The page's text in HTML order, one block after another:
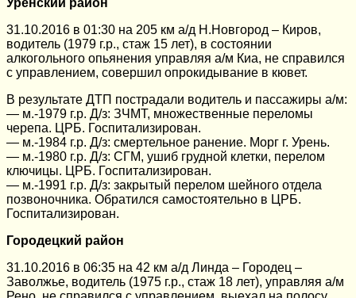
31.10.2016 в 01:30 на 205 км а/д Н.Новгород – Киров,
водитель (1979 г.р., стаж 15 лет), в состоянии
алкогольного опьянения управляя а/м Киа, не справился
с управлением, совершил опрокидывание в кювет.
В результате ДТП пострадали водитель и пассажиры а/м:
— м.-1979 г.р. Д/з: ЗЧМТ, множественные переломы
черепа. ЦРБ. Госпитализирован.
— м.-1984 г.р. Д/з: смертельное ранение. Морг г. Урень.
— м.-1980 г.р. Д/з: СГМ, ушиб грудной клетки, перелом
ключицы. ЦРБ. Госпитализирован.
— м.-1991 г.р. Д/з: закрытый перелом шейного отдела
позвоночника. Обратился самостоятельно в ЦРБ.
Госпитализирован.
Городецкий район
31.10.2016 в 06:35 на 42 км а/д Линда – Городец –
Заволжье, водитель (1975 г.р., стаж 18 лет), управляя а/м